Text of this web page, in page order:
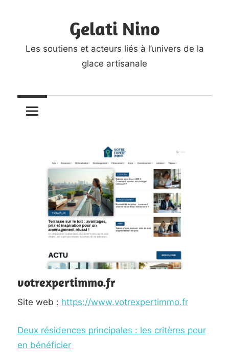
Gelati Nino
Les soutiens et acteurs liés à l’univers de la
glace artisanale
votrexpertimmo.fr
Site web : https://www.votrexpertimmo.fr
Deux résidences principales : les critères pour
en bénéficier